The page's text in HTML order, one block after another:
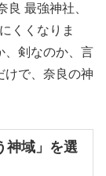
良 最強神社、
くくなりま
、剣なのか、言
けで、奈良の神
神域」を選